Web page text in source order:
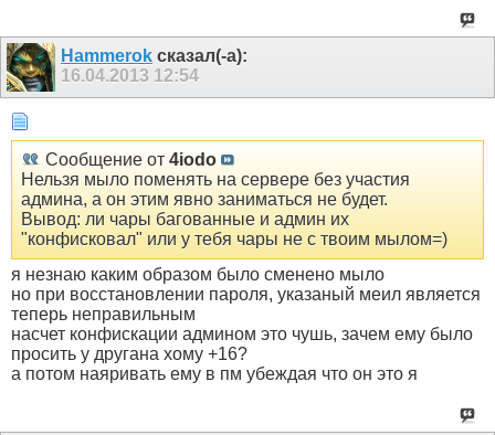
Hammerok сказал(-а):
16.04.2013 12:54
Сообщение от 4iodo
Нельзя мыло поменять на сервере без участия
админа, а он этим явно заниматься не будет.
Вывод: ли чары багованные и админ их
"конфисковал" или у тебя чары не с твоим мылом=)
я незнаю каким образом было сменено мыло
но при восстановлении пароля, указаный меил является
теперь неправильным
насчет конфискации админом это чушь, зачем ему было
просить у другана хому +16?
а потом наяривать ему в пм убеждая что он это я